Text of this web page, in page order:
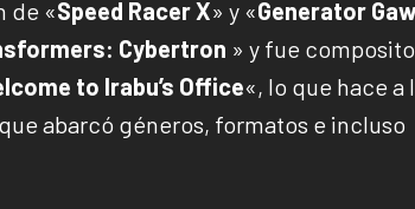
de «Speed Racer X» y «Generator
Cybertron » y fue
to Irabu’s Office«, lo que hace a
abarcó géneros, formatos e incluso